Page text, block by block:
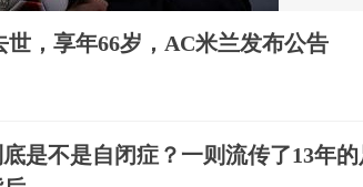
，享年66岁，AC米兰发布公告
是不是自闭症？一则流传了13年